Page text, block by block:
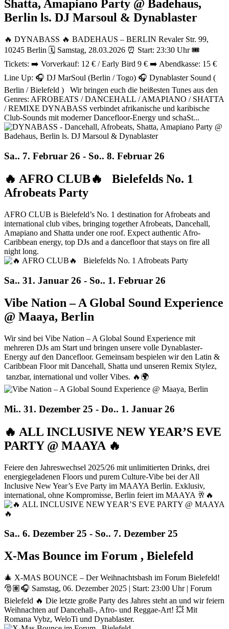
Shatta, Amapiano Party @ Badehaus,
Berlin ls. DJ Marsoul & Dynablaster
🔥 DYNABASS 🔥 BADEHAUS – BERLIN Revaler Str. 99,
10245 Berlin 🗓 Samstag, 28.03.2026 ⏰ Start: 23:30 Uhr 🎟
Tickets: ➡ Vorverkauf: 12 € / Early Bird 9 € ➡ Abendkasse: 15 €
Line Up: 🎧 DJ MarSoul (Berlin / Togo) 🎧 Dynablaster Sound (
Berlin / Bielefeld ) Wir bringen euch die heißesten Tunes aus den
Genres: AFROBEATS / DANCEHALL / AMAPIANO / SHATTA
/ REMIXE DYNABASS verbindet afrikanische und karibische
Club-Sounds mit moderner Dancefloor-Energy und schaSt...
Sa.. 7. Februar 26 - So.. 8. Februar 26
🔥 AFRO CLUB🔥 Bielefelds No. 1
Afrobeats Party
AFRO CLUB is Bielefeld’s No. 1 destination for Afrobeats and
international club vibes, bringing together Afrobeats, Dancehall,
Amapiano and Shatta under one roof. Expect authentic Afro-
Caribbean energy, top DJs and a dancefloor that stays on fire all
night long.
Sa.. 31. Januar 26 - So.. 1. Februar 26
Vibe Nation – A Global Sound Experience
@ Maaya, Berlin
Wir sind bei Vibe Nation – A Global Sound Experience mit
mehreren DJs am Start und bringen unsere volle Dynablaster-
Energy auf den Dancefloor. Gemeinsam bespielen wir den Latin &
Caribbean Floor mit Dancehall, Shatta und unseren Remix Stylez,
tanzbar, international und voller Vibes. 🔥🌍
Mi.. 31. Dezember 25 - Do.. 1. Januar 26
🔥 ALL INCLUSIVE NEW YEAR’S EVE
PARTY @ MAAYA 🔥
Feiere den Jahreswechsel 2025/26 mit unlimitierten Drinks, drei
energiegeladenen Floors und purem Culture-Vibe bei der All
Inclusive New Year’s Eve Party im MAAYA Berlin. Exklusiv,
international, ohne Kompromisse, Berlin feiert im MAAYA 🥂🔥
Sa.. 6. Dezember 25 - So.. 7. Dezember 25
X-Mas Bounce im Forum , Bielefeld
🎄 X-MAS BOUNCE – Der Weihnachtsbash im Forum Bielefeld!
🎅🏽🎧 Samstag, 06. Dezember 2025 | Start: 23:00 Uhr | Forum
Bielefeld 🔥 Die letzte große Party des Jahres steht an und wir feiern
Weihnachten auf Dancehall-, Afro- und Reggae-Art! 💥 Mit
Romana Vybz, WeloTi und Dynablaster.